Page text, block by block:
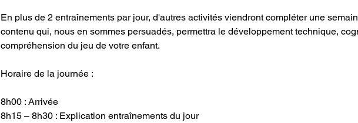
En plus de 2 entraînements par jour, d'autres activités viendront compléter une
contenu qui, nous en sommes persuadés, permettra le développement technique,
compréhension du jeu de votre enfant.
Horaire de la journée :
8h00 : Arrivée
8h15 – 8h30 : Explication entraînements du jour